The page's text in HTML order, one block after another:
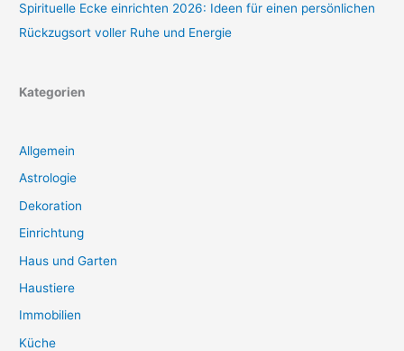
Spirituelle Ecke einrichten 2026: Ideen für einen persönlichen
Rückzugsort voller Ruhe und Energie
Kategorien
Allgemein
Astrologie
Dekoration
Einrichtung
Haus und Garten
Haustiere
Immobilien
Küche